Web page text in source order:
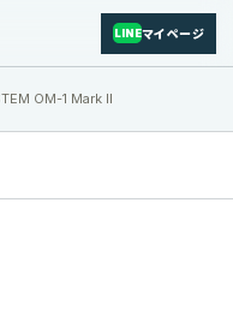
LINEマイページ
OM-1 Mark II